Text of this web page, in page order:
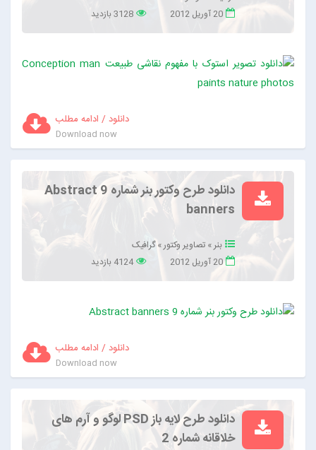
20 آوریل 2012
3128 بازدید
دانلود / ادامه مطلب
Download now
دانلود طرح وکتور بنر شماره 9 Abstract
banners
بنر »تصاویر وکتور»گرافیک
20 آوریل 2012
4124 بازدید
دانلود / ادامه مطلب
Download now
دانلود طرح لایه باز PSD لوگو و آرم های
خلاقانه شماره 2